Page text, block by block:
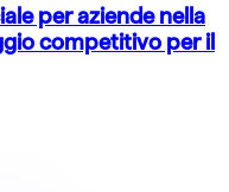
per aziende nella
competitivo per il